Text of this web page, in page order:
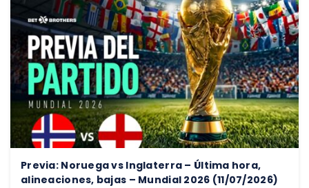
Previa: Noruega vs Inglaterra – Última hora,
alineaciones, bajas – Mundial 2026 (11/07/2026)